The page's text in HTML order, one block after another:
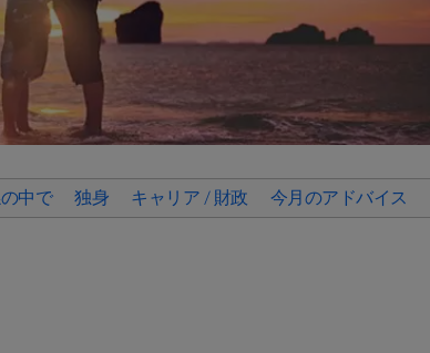
中で 独身 キャリア / 財政 今月のアドバイス